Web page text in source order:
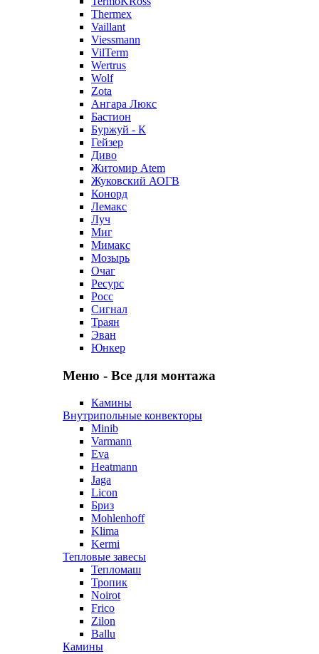
Thermex
Vaillant
Viessmann
VilTerm
Wertrus
Wolf
Zota
Ангара Люкс
Бастион
Буржуй - К
Гейзер
Диво
Житомир Аtem
Жуковский АОГВ
Конорд
Лемакс
Луч
Миг
Мимакс
Мозырь
Очаг
Ресурс
Росс
Сигнал
Траян
Эван
Юнкер
Меню - Все для монтажа
Камины
Внутрипольные конвекторы
Minib
Varmann
Eva
Heatmann
Jaga
Licon
Бриз
Mohlenhoff
Klima
Kermi
Тепловые завесы
Тепломаш
Тропик
Noirot
Frico
Zilon
Ballu
Камины